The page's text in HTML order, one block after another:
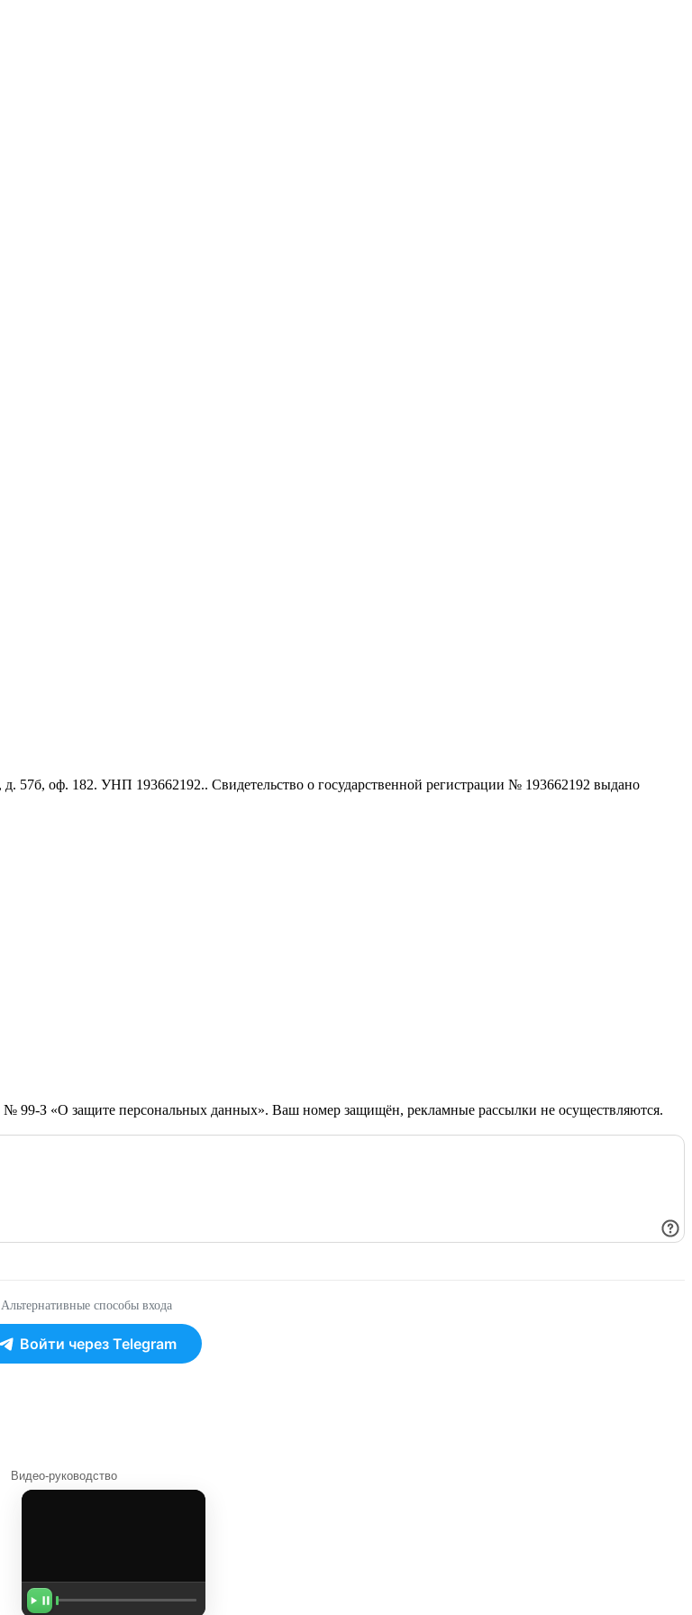
оф. 182. УНП 193662192.. Свидетельство о государственной регистрации № 193662192 выдано
№ 99-З «О защите персональных данных». Ваш номер защищён, рекламные рассылки не осуществляются.
Альтернативные способы входа
Войти через Telegram
Видео-руководство